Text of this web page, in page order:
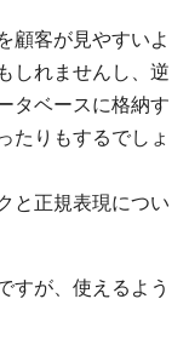
顧客が見やすいよ
しれませんし、逆
タベースに格納す
たりもするでしょ
と正規表現につい
すが、使えるよう